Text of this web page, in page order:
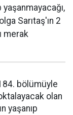
yaşanmayacağı,
Sarıtaş'ın 2
merak
bölümüyle
olan
yaşanıp